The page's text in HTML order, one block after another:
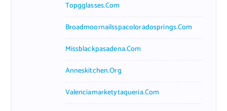
Topgglasses.com
Broadmoornailsspacoloradosprings.com
Missblackpasadena.com
Anneskitchen.org
Valenciamarketytaqueria.com